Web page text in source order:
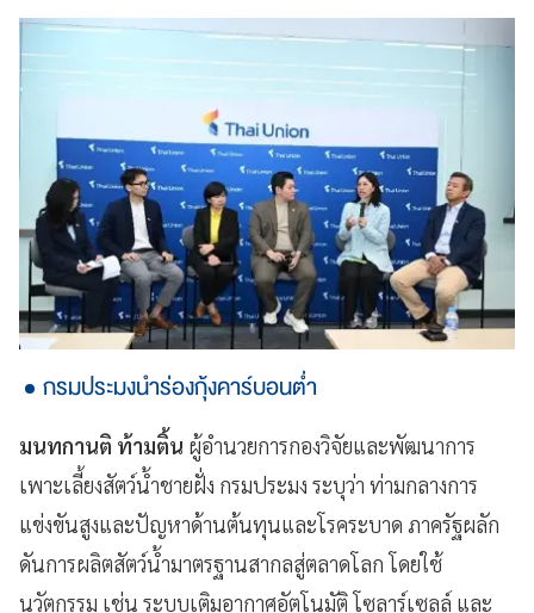
กรมประมงนำร่องกุ้งคาร์บอนต่ำ
มนทกานติ ท้ามติ้น ผู้อำนวยการกองวิจัยและพัฒนาการ
เพาะเลี้ยงสัตว์น้ำชายฝั่ง กรมประมง ระบุว่า ท่ามกลางการ
แข่งขันสูงและปัญหาด้านต้นทุนและโรคระบาด ภาครัฐผลัก
ดันการผลิตสัตว์น้ำมาตรฐานสากลสู่ตลาดโลก โดยใช้
นวัตกรรม เช่น ระบบเติมอากาศอัตโนมัติ โซลาร์เซลล์ และ